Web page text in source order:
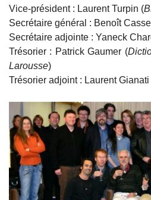
Vice-président : Laurent Turpin (
Secrétaire général : Benoît
Secrétaire adjointe : Yaneck
Trésorier : Patrick Gaumer (
Larousse)
Trésorier adjoint : Laurent Gianati